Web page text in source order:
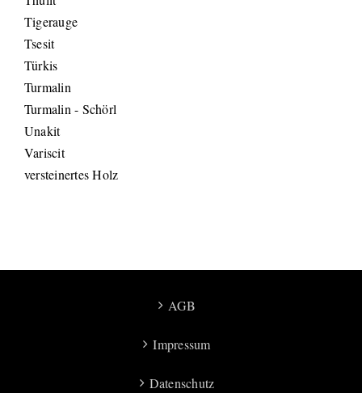
Tigerauge
Tsesit
Türkis
Turmalin
Turmalin - Schörl
Unakit
Variscit
versteinertes Holz
AGB
Impressum
Datenschutz